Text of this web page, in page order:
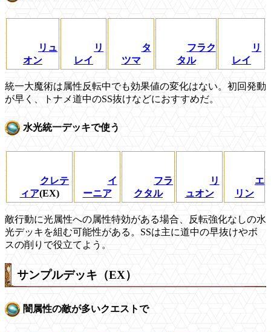
リュ
オン
リ
レイ
タ
ツマ
フラク
タル
リ
レイ
統一大魔術は属性反転中でも効果値の変化はない。初回発動
が早く、トナメ道中のSS抜けなどにおすすめだ。
水光統一デッキで使う
クレテ
ィア(EX)
イ
ーニア
フラ
クタル
リ
ュオン
エ
リン
敵行動に光属性への属性特効がある場合、反転強化なしの水
光デッキを組む可能性がある。SSは主に道中の早抜けやボ
スの削りで役立てよう。
サンプルデッキ（EX）
闇属性の敵が多いクエストで